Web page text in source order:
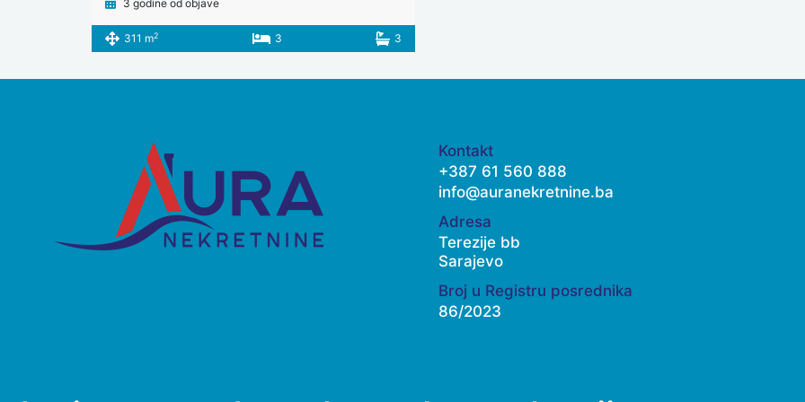
3 godine od objave
311 m2 3 3
Kontakt
+387 61 560 888
info@auranekretnine.ba
Adresa
Terezije bb
Sarajevo
Broj u Registru posrednika
86/2023